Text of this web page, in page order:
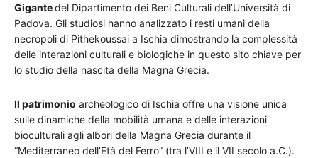
Gigantedel Dipartimento dei Beni Culturali dell’Università di
Padova. Gli studiosi hanno analizzato i resti umani della
necropoli di Pithekoussai a Ischia dimostrando la complessità
delle interazioni culturali e biologiche in questo sito chiave per
lo studio della nascita della Magna Grecia.
Il patrimonio archeologico di Ischia offre una visione unica
sulle dinamiche della mobilità umana e delle interazioni
bioculturali agli albori della Magna Grecia durante il
“Mediterraneo dell’Età del Ferro” (tra l’VIII e il VII secolo a.C.).